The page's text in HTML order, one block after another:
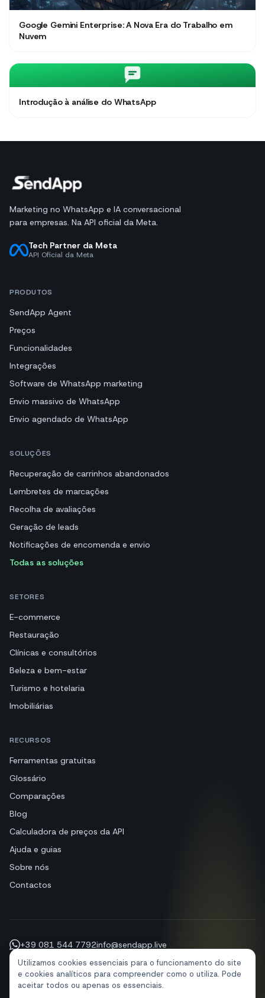
Utilizamos cookies essenciais para o funcionamento do site
e cookies analíticos para compreender como o utiliza. Pode
aceitar todos ou apenas os essenciais.
Google Gemini Enterprise: A Nova Era do Trabalho em
Nuvem
Introdução à análise do WhatsApp
Marketing no WhatsApp e IA conversacional
para empresas. Na API oficial da Meta.
Tech Partner da Meta
API Oficial da Meta
PRODUTOS
SendApp Agent
Preços
Funcionalidades
Integrações
Software de WhatsApp marketing
Envio massivo de WhatsApp
Envio agendado de WhatsApp
SOLUÇÕES
Recuperação de carrinhos abandonados
Lembretes de marcações
Recolha de avaliações
Geração de leads
Notificações de encomenda e envio
Todas as soluções
SETORES
E-commerce
Restauração
Clínicas e consultórios
Beleza e bem-estar
Turismo e hotelaria
Imobiliárias
RECURSOS
Ferramentas gratuitas
Glossário
Comparações
Blog
Calculadora de preços da API
Ajuda e guias
Sobre nós
Contactos
+39 081 544 7792info@sendapp.live
IT EN ES FR PT